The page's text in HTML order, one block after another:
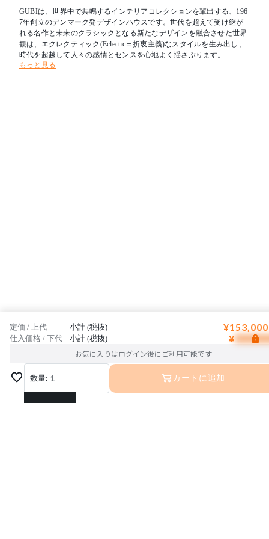
GUBIは、世界中で共鳴するインテリアコレクションを輩出する、196
7年創立のデンマーク発デザインハウスです。世代を超えて受け継が
れる名作と未来のクラシックとなる新たなデザインを融合させた世界
観は、エクレクティック(Eclectic＝折衷主義)なスタイルを生み出し、
時代を超越して人々の感情とセンスを心地よく揺さぶります。
もっと見る
定価 / 上代 小計 (税抜)
仕入価格 / 下代 小計 (税抜) ¥
お気に入りはログイン後にご利用可能です
数量: 1
1
カートに追加